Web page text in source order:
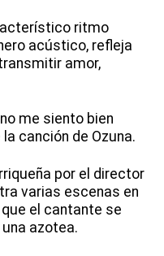
ritmo
acústico, refleja
amor,
me siento bien
canción de Ozuna.
por el director
varias escenas en
el cantante se
azotea.